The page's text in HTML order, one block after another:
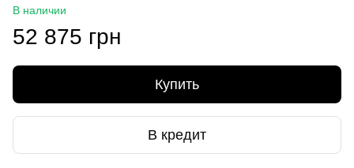
В наличии
52 875 грн
Купить
В кредит